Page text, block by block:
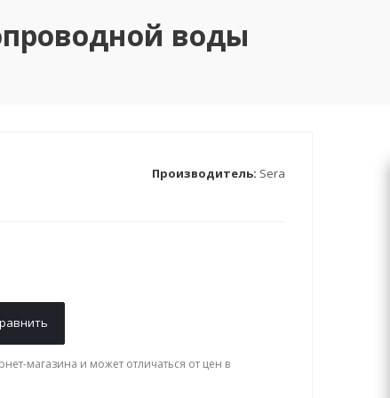
воды
Производитель: Sera
магазина и может отличаться от цен в